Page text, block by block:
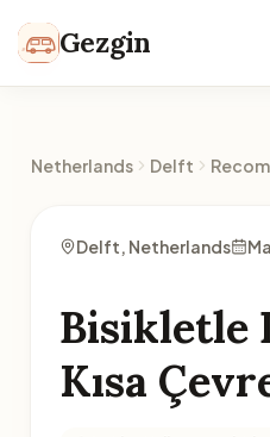
Gezgin
Netherlands Delft
Delft, Netherlands
Bisikletle
Kısa